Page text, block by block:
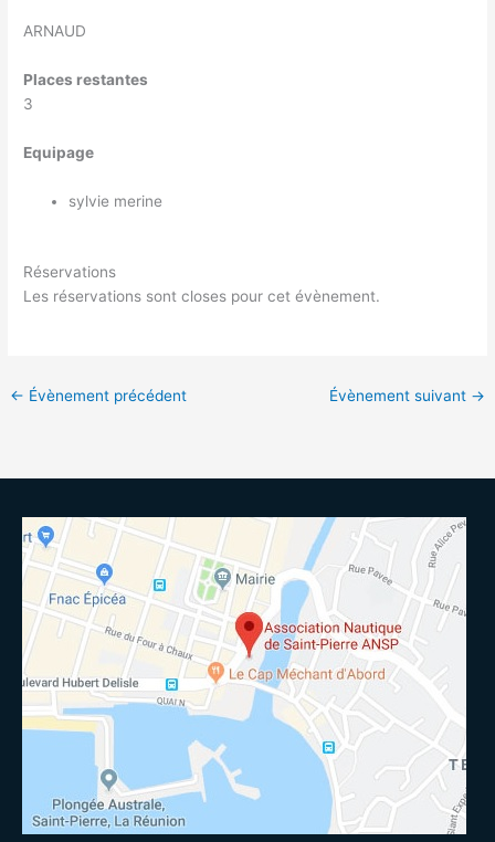
ARNAUD
Places restantes
3
Equipage
sylvie merine
Réservations
Les réservations sont closes pour cet évènement.
← Évènement précédent Évènement suivant →